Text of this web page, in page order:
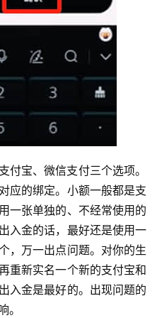
付宝、微信支付三个选项。
应的绑定。小额一般都是支
一张单独的、不经常使用的
入金的话，最好还是使用一
，万一出点问题。对你的生
重新实名一个新的支付宝和
入金是最好的。出现问题的
。